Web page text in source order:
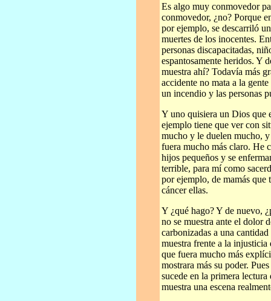
Es algo muy conmovedor
conmovedor, ¿no? Porque
por ejemplo, se descarriló
muertes de los inocentes.
personas discapacitadas,
espantosamente heridos. Y
muestra ahí? Todavía más
accidente no mata a la
un incendio y las personas
Y uno quisiera un Dios que
ejemplo tiene que ver con
mucho y le duelen mucho,
fuera mucho más claro. He
hijos pequeños y se
terrible, para mí como
por ejemplo, de mamás que
cáncer ellas.
Y ¿qué hago? Y de nuevo,
no se muestra ante el dolor
carbonizadas a una
muestra frente a la
que fuera mucho más
mostrara más su poder.
sucede en la primera
muestra una escena